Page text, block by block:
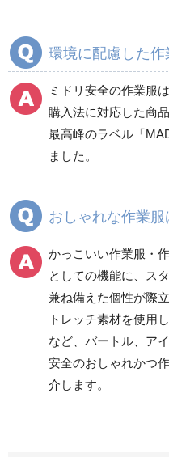
ワークパンツ
春夏ワークパンツ作業
ズボン
秋冬ワークパンツ作業
ズボン
ツ
クリーンウェアワーク
パンツ
レディース作業着
ブルゾン
環境に配慮した作
ミドリ安全の作業服
購入法に対応した商
最高峰のラベル「
ました。
おしゃれな作業服
かっこいい作業服・
としての機能に、ス
兼ね備えた個性が際
トレッチ素材を使用
など、バートル、ア
安全のおしゃれかつ
介します。